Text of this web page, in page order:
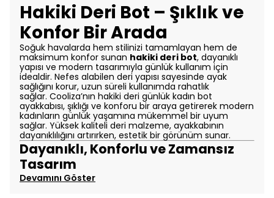
Hakiki Deri Bot – Şıklık ve
Konfor Bir Arada
Soğuk havalarda hem stilinizi tamamlayan hem de
maksimum konfor sunan hakiki deri bot, dayanıklı
yapısı ve modern tasarımıyla günlük kullanım için
idealdir. Nefes alabilen deri yapısı sayesinde ayak
sağlığını korur, uzun süreli kullanımda rahatlık
sağlar. Cooliza’nın hakiki deri günlük kadın bot
ayakkabısı, şıklığı ve konforu bir araya getirerek modern
kadınların günlük yaşamına mükemmel bir uyum
sağlar. Yüksek kaliteli deri malzeme, ayakkabının
dayanıklılığını artırırken, estetik bir görünüm sunar.
Dayanıklı, Konforlu ve Zamansız
Tasarım
Devamını Göster